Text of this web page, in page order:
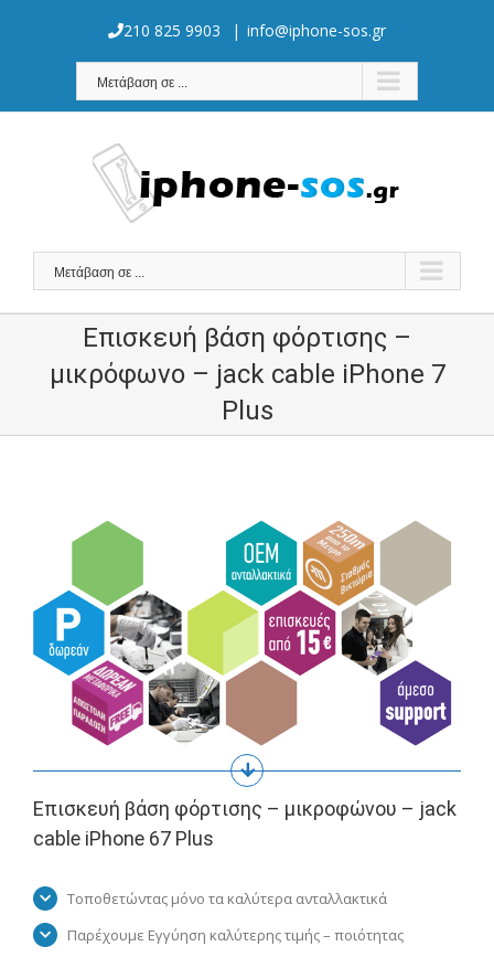
210 825 9903 | info@iphone-sos.gr
Μετάβαση σε ...
Μετάβαση σε ...
Επισκευή βάση φόρτισης –
μικρόφωνο – jack cable iPhone 7
Plus
Επισκευή βάση φόρτισης – μικροφώνου – jack
cable iPhone 67 Plus
Τοποθετώντας μόνο τα καλύτερα ανταλλακτικά
Παρέχουμε Εγγύηση καλύτερης τιμής – ποιότητας